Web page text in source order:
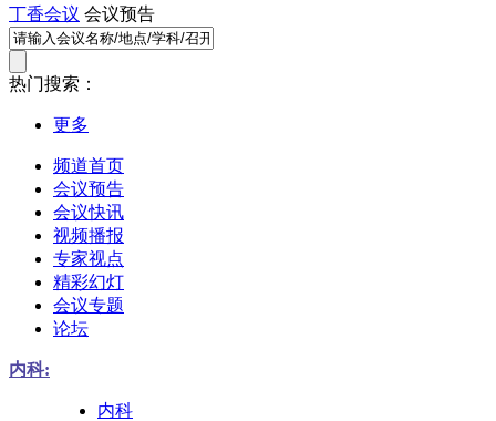
丁香会议 会议预告
热门搜索：
更多
频道首页
会议预告
会议快讯
视频播报
专家视点
精彩幻灯
会议专题
论坛
内科:
内科